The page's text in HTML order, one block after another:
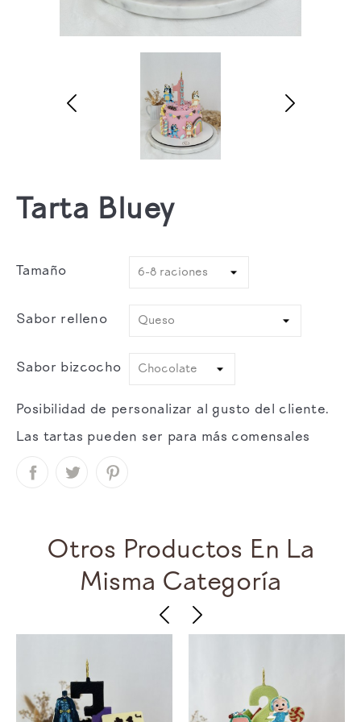
Tarta Bluey
Tamaño
Sabor relleno
Sabor bizcocho
Posibilidad de personalizar al gusto del cliente.
Las tartas pueden ser para más comensales
Otros Productos En La
Misma Categoría